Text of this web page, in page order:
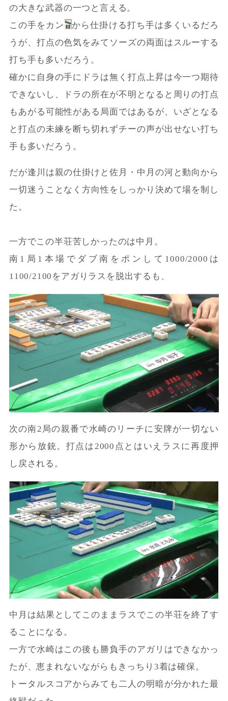
の大きな武器の一つと言える。
この手をカン
から仕掛ける打ち手は多くいるだろ
うが、打点の色気をみてソーズの両面はスルーする
打ち手も多いだろう。
確かに自身の手にドラは無く打点上昇は今一つ期待
できないし、ドラの所在が不明となると周りの打点
もあがる可能性がある局面ではあるが、いざとなる
と打点の未練を断ち切れずチーの声が出せない打ち
手も多いだろう。
だが逢川は親の仕掛けと佐月・中月の河と動向から
一切迷うことなく方向性をしっかり決めて場を制し
た。
一方でこの半荘苦しかったのは中月。
南1局1本場でダブ南をポンして1000/2000は
1100/2100をアガりラスを脱出するも、
次の南2局の親番で水崎のリーチに安牌が一切ない
形から放銃。打点は2000点とはいえラスに再度押
し戻される。
中月は結果としてこのままラスでこの半荘を終了す
ることになる。
一方で水崎はこの後も勝負手のアガリはできなかっ
たが、恵まれないながらもきっちり3着は確保。
トータルスコアからみても二人の明暗が分かれた最